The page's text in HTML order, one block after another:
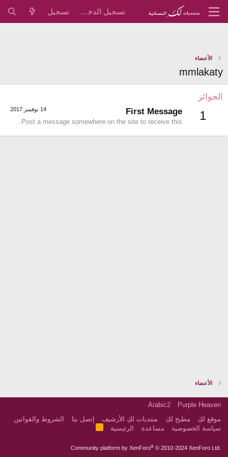
تسجيل الدخول تسجيل
الأعضاء
mmlakaty
الجوائز
1 14 نوفمبر 2017 First Message
Post a message somewhere on the site to receive this.
الأعضاء
Purple Heaven
Arabic2
موقع لكِ
مطبخ لكِ منتديات لكِ الأرشيف إتصل بنا
الشروط والقوانين
سياسة الخصوصية
مساعدة الرئيسية
Community platform by XenForo® © 2010-2024 XenForo Ltd.